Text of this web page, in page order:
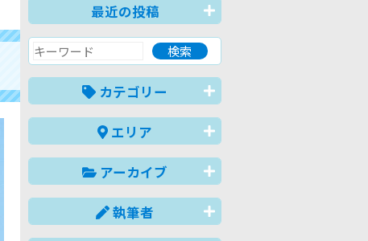
最近の投稿
カテゴリー
エリア
アーカイブ
執筆者